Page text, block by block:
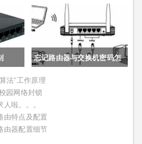
手机电量
忘记路由器与交换机密码怎
么办？
法”工作原理
园网络封锁
啦。。。
由特点及配置
由器配置细节